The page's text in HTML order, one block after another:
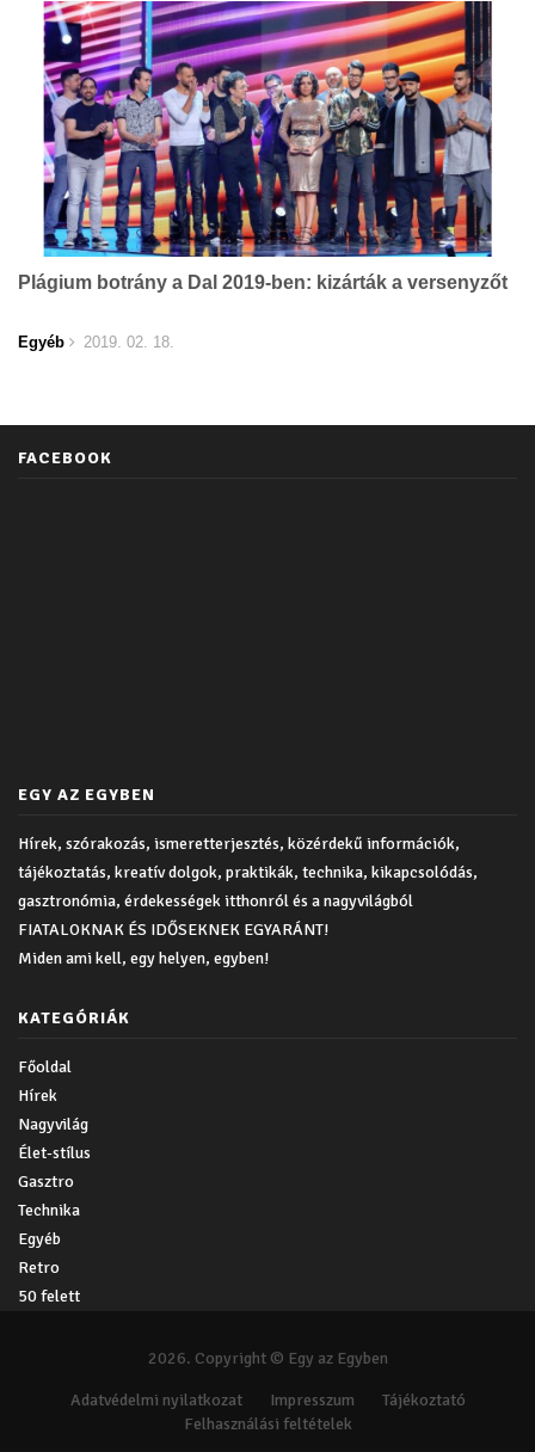
Plágium botrány a Dal 2019-ben: kizárták a versenyzőt
Egyéb 2019. 02. 18.
FACEBOOK
EGY AZ EGYBEN
Hírek, szórakozás, ismeretterjesztés, közérdekű információk,
tájékoztatás, kreatív dolgok, praktikák, technika, kikapcsolódás,
gasztronómia, érdekességek itthonról és a nagyvilágból
FIATALOKNAK ÉS IDŐSEKNEK EGYARÁNT!
Miden ami kell, egy helyen, egyben!
KATEGÓRIÁK
Főoldal
Hírek
Nagyvilág
Élet-stílus
Gasztro
Technika
Egyéb
Retro
50 felett
2026. Copyright © Egy az Egyben
Adatvédelmi nyilatkozat Impresszum
Tájékoztató
Felhasználási feltételek